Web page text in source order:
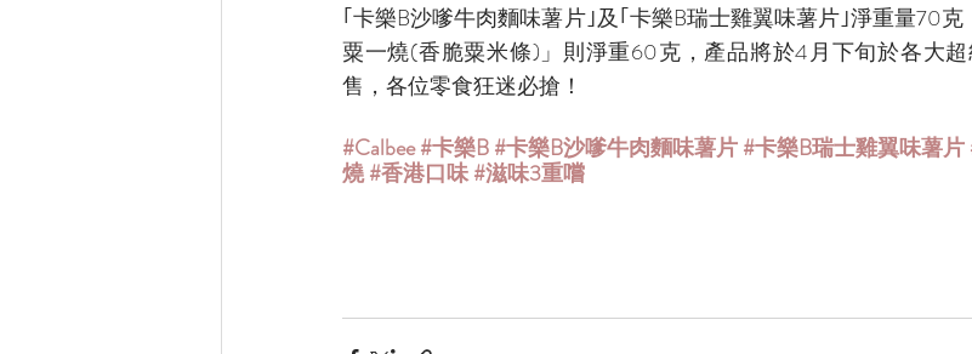
｢卡樂B沙嗲牛肉麵味薯片｣及｢卡樂B瑞士雞翼味薯片｣淨重量70
粟一燒(香脆粟米條)」則淨重60克，產品將於4月下旬於各大
售，各位零食狂迷必搶！
#Calbee#卡樂B#卡樂B沙嗲牛肉麵味薯片#卡樂B瑞士雞翼味薯片
燒#香港口味#滋味3重嚐